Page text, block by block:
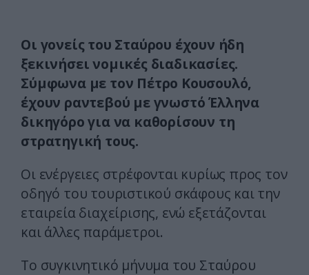
Οι γονείς του Σταύρου έχουν ήδη
ξεκινήσει νομικές διαδικασίες.
Σύμφωνα με τον Πέτρο Κουσουλό,
έχουν ραντεβού με γνωστό Έλληνα
δικηγόρο για να καθορίσουν τη
στρατηγική τους.
Οι ενέργειες στρέφονται κυρίως προς τον
οδηγό του τουριστικού σκάφους και την
εταιρεία διαχείρισης, ενώ εξετάζονται
και άλλες παράμετροι.
Το συγκινητικό μήνυμα του Σταύρου